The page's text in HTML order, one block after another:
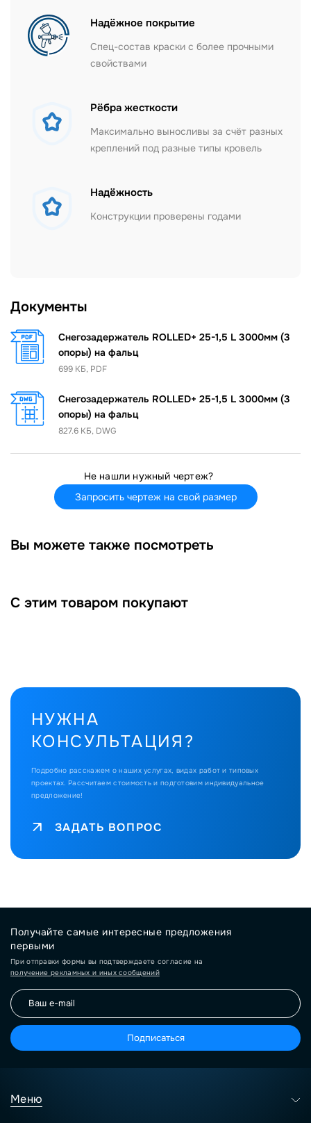
Надёжное покрытие
Спец-состав краски с более прочными
свойствами
Рёбра жесткости
Максимально выносливы за счёт разных
креплений под разные типы кровель
Надёжность
Конструкции проверены годами
Документы
Снегозадержатель ROLLED+ 25-1,5 L 3000мм (3
опоры) на фальц
699 КБ, PDF
Снегозадержатель ROLLED+ 25-1,5 L 3000мм (3
опоры) на фальц
827.6 КБ, DWG
Не нашли нужный чертеж?
Запросить чертеж на свой размер
Вы можете также посмотреть
С этим товаром покупают
НУЖНА
КОНСУЛЬТАЦИЯ?
Подробно расскажем о наших услугах, видах работ и типовых
проектах. Рассчитаем стоимость и подготовим индивидуальное
предложение!
ЗАДАТЬ ВОПРОС
Получайте самые интересные предложения
первыми
При отправки формы вы подтверждаете согласие на
получение рекламных и иных сообщений
Подписаться
Меню